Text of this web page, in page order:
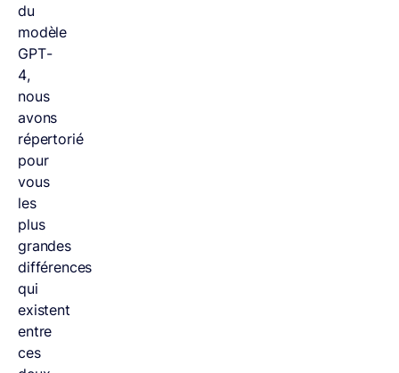
du
modèle
GPT-
4,
nous
avons
répertorié
pour
vous
les
plus
grandes
différences
qui
existent
entre
ces